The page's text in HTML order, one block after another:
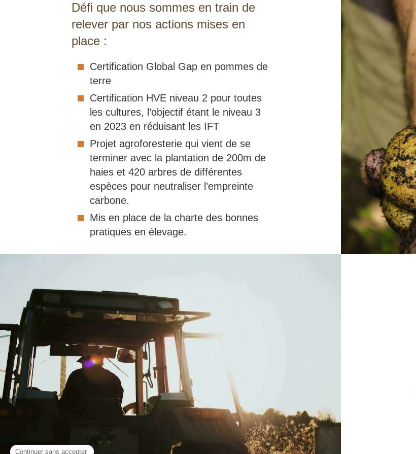
Défi que nous sommes en train de
relever par nos actions mises en
place :
Certification Global Gap en pommes de
terre
Certification HVE niveau 2 pour toutes
les cultures, l’objectif étant le niveau 3
en 2023 en réduisant les IFT
Projet agroforesterie qui vient de se
terminer avec la plantation de 200m de
haies et 420 arbres de différentes
espèces pour neutraliser l’empreinte
carbone.
Mis en place de la charte des bonnes
pratiques en élevage.